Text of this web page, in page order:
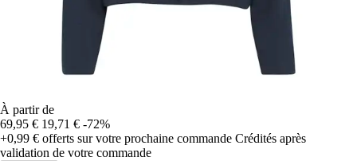
À partir de
69,95 € 19,71 € -72%
+0,99 € offerts sur votre prochaine commande Crédités après
validation de votre commande